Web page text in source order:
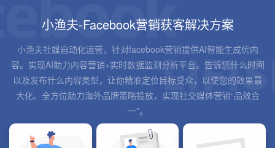
小渔夫-Facebook营销获客解决方案
小渔夫社媒自动化运营，针对facebook营销提供AI智能生成优内
容。实现AI助力内容营销+实时数据监测分析平台。告诉您什么时间
以及发布什么内容类型，让你精准定位目标受众，以使您的效果最
大化。全方位助力海外品牌策略投放，实现社交媒体营销“品效合
一”。